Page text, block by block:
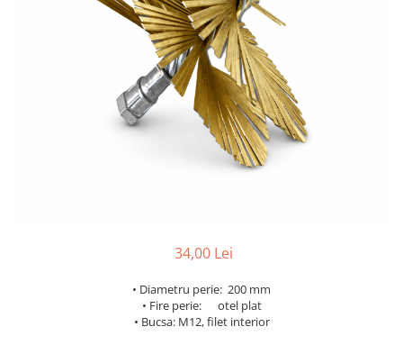
34,00 Lei
• Diametru perie: 200 mm
• Fire perie: otel plat
• Bucsa: M12, filet interior